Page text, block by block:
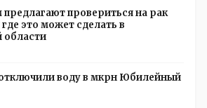
предлагают провериться на рак
это может сделать в
области
отключили воду в мкрн Юбилейный